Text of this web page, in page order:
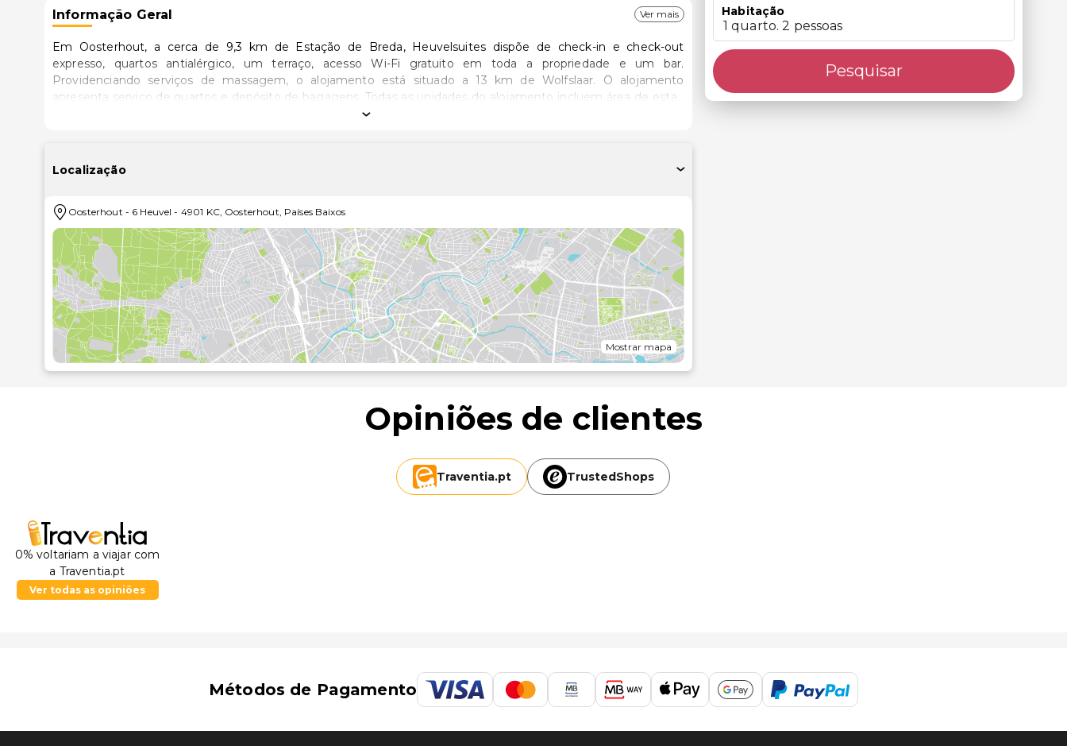
Informação Geral Ver mais
Em Oosterhout, a cerca de 9,3 km de Estação de Breda, Heuvelsuites dispõe de check-in e check-out
expresso, quartos antialérgico, um terraço, acesso Wi-Fi gratuito em toda a propriedade e um bar.
Providenciando serviços de massagem, o alojamento está situado a 13 km de Wolfslaar. O alojamento
apresenta serviço de quartos e depósito de bagagens. Todas as unidades do alojamento incluem área de estar,
uma televisão de ecrã plano com canais por cabo e casa de banho privativa com produtos de higiene pessoal
opções de pequeno-almoço à carta, continental ou vegetariano. Em Heuvelsuites vai encontrar um restaurante
que serve gastronomia italiano e mediterrânica. Além disso, há também a possibilidade de solicitar opções
Oosterhout e arredores, como ciclismo. Parque Temático De Efteling fica a 24 km de Heuvelsuites, enquanto
Teatro De Nieuwe Doelen está a 28 km de distância. O Aeroporto de Eindhoven fica a 53 km da propriedade.
Localização
Oosterhout - 6 Heuvel - 4901 KC, Oosterhout, Países Baixos
Mostrar mapa
Habitação
1 quarto. 2 pessoas
Pesquisar
Opiniões de clientes
Traventia.pt TrustedShops
0% voltariam a viajar com
a Traventia.pt
Ver todas as opiniões
Métodos de Pagamento